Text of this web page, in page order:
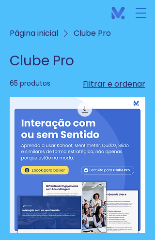
Página inicial Clube Pro
Clube Pro
65 produtos Filtrar e ordenar